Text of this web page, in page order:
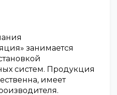
занимается
систем. Продукция
имеет